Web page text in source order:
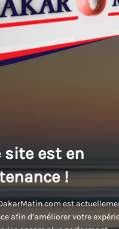
site est en
!
est
afin d’améliorer votre